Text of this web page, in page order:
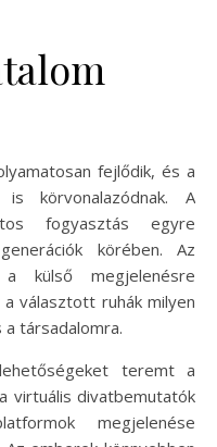
fejlődik, és a
körvonalazódnak. A
fogyasztás egyre
körében. Az
külső megjelenésre
választott ruhák milyen
társadalomra.
teremt a
virtuális divatbemutatók
megjelenése